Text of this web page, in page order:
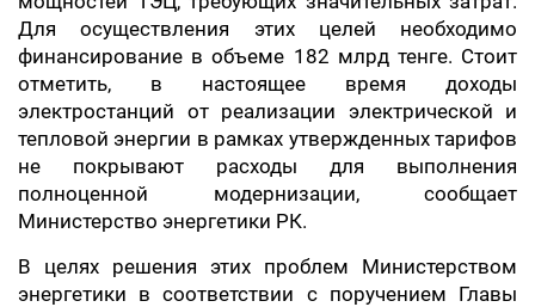
Для осуществления этих целей необходимо
финансирование в объеме 182 млрд тенге. Стоит
отметить, в настоящее время доходы
электростанций от реализации электрической и
тепловой энергии в рамках утвержденных тарифов
не покрывают расходы для выполнения
полноценной модернизации, сообщает
Министерство энергетики РК.
В целях решения этих проблем Министерством
энергетики в соответствии с поручением Главы